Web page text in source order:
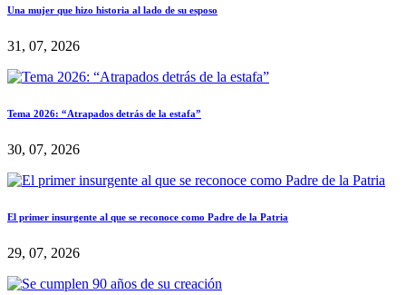
Una mujer que hizo historia al lado de su esposo
31, 07, 2026
Tema 2026: “Atrapados detrás de la estafa”
30, 07, 2026
El primer insurgente al que se reconoce como Padre de la Patria
29, 07, 2026